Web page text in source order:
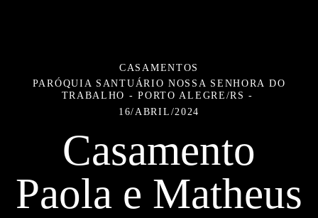
CASAMENTOS
PARÓQUIA SANTUÁRIO NOSSA SENHORA DO
TRABALHO - PORTO ALEGRE/RS
16/ABRIL/2024
Casamento
Paola e Matheus